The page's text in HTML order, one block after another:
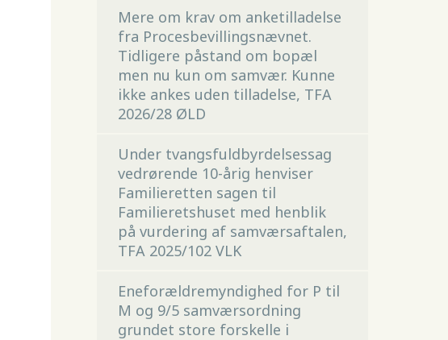
Mere om krav om anketilladelse
fra Procesbevillingsnævnet.
Tidligere påstand om bopæl
men nu kun om samvær. Kunne
ikke ankes uden tilladelse, TFA
2026/28 ØLD
Under tvangsfuldbyrdelsessag
vedrørende 10-årig henviser
Familieretten sagen til
Familieretshuset med henblik
på vurdering af samværsaftalen,
TFA 2025/102 VLK
Eneforældremyndighed for P til
M og 9/5 samværsordning
grundet store forskelle i